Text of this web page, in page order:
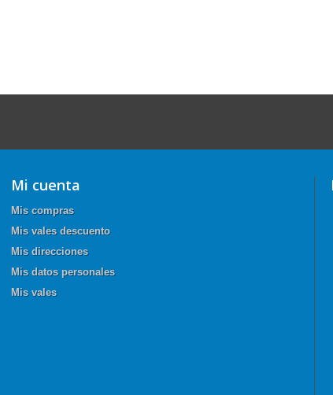
Mi cuenta
Mis compras
Mis vales descuento
Mis direcciones
Mis datos personales
Mis vales